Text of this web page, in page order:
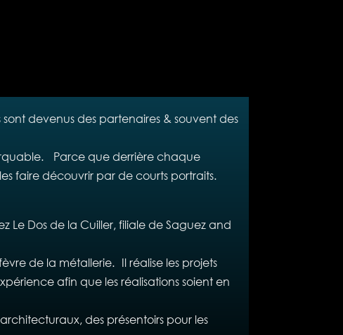
devenus des partenaires & souvent des
Parce que derrière chaque
faire découvrir par de courts portraits.
Dos de la Cuiller, filiale de Saguez and
de la métallerie. Il réalise les projets
afin que les réalisations soient en
des présentoirs pour les